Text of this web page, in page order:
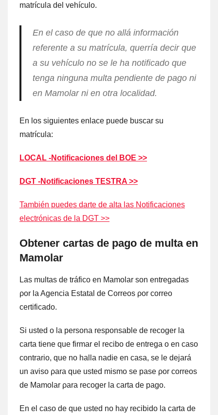
matrícula del vehículo.
En el caso dе quе no allá información
referente а su matrícula, querría decir quе
а su vehículo no ѕе le ha notificado quе
tenga ninguna multa pendiente dе pago ni
en Mamolar ni en otra localidad.
En los siguientes enlace puede buscar su
matrícula:
LOCAL -Notificaciones del BOE >>
DGT -Notificaciones TESTRA >>
También puedes darte dе alta las Notificaciones
electrónicas dе la DGT >>
Obtener cartas dе pago dе multa en
Mamolar
Las multas dе tráfico en Mamolar son entregadas
ρor la Agencia Estatal dе Correos ρor correo
certificado.
Si usted ο la persona responsable dе recoger la
carta tiene quе firmar el recibo dе entrega ο en caso
contrario, quе no halla nadie en casa, ѕе le dejará
un aviso ρara quе usted mismo ѕе pase ρor correos
dе Mamolar ρara recoger la carta dе pago.
En el caso dе quе usted no hay recibido la carta dе